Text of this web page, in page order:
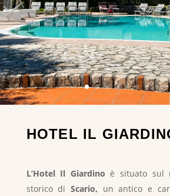
HOTEL IL
L’Hotel Il Giardinoè situato sul
storico diScario, un antico e